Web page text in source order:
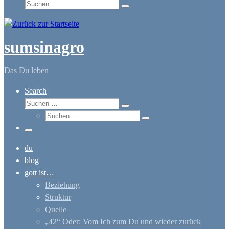
Suche
Suchen …
sumsinagro
Das Du leben
Search
Suche
Suchen …
Suche
Suchen …
Menü
du
blog
gott ist…
Beziehung
Struktur
Quelle
„42“ Oder: Vom Ich zum Du und wieder zurück